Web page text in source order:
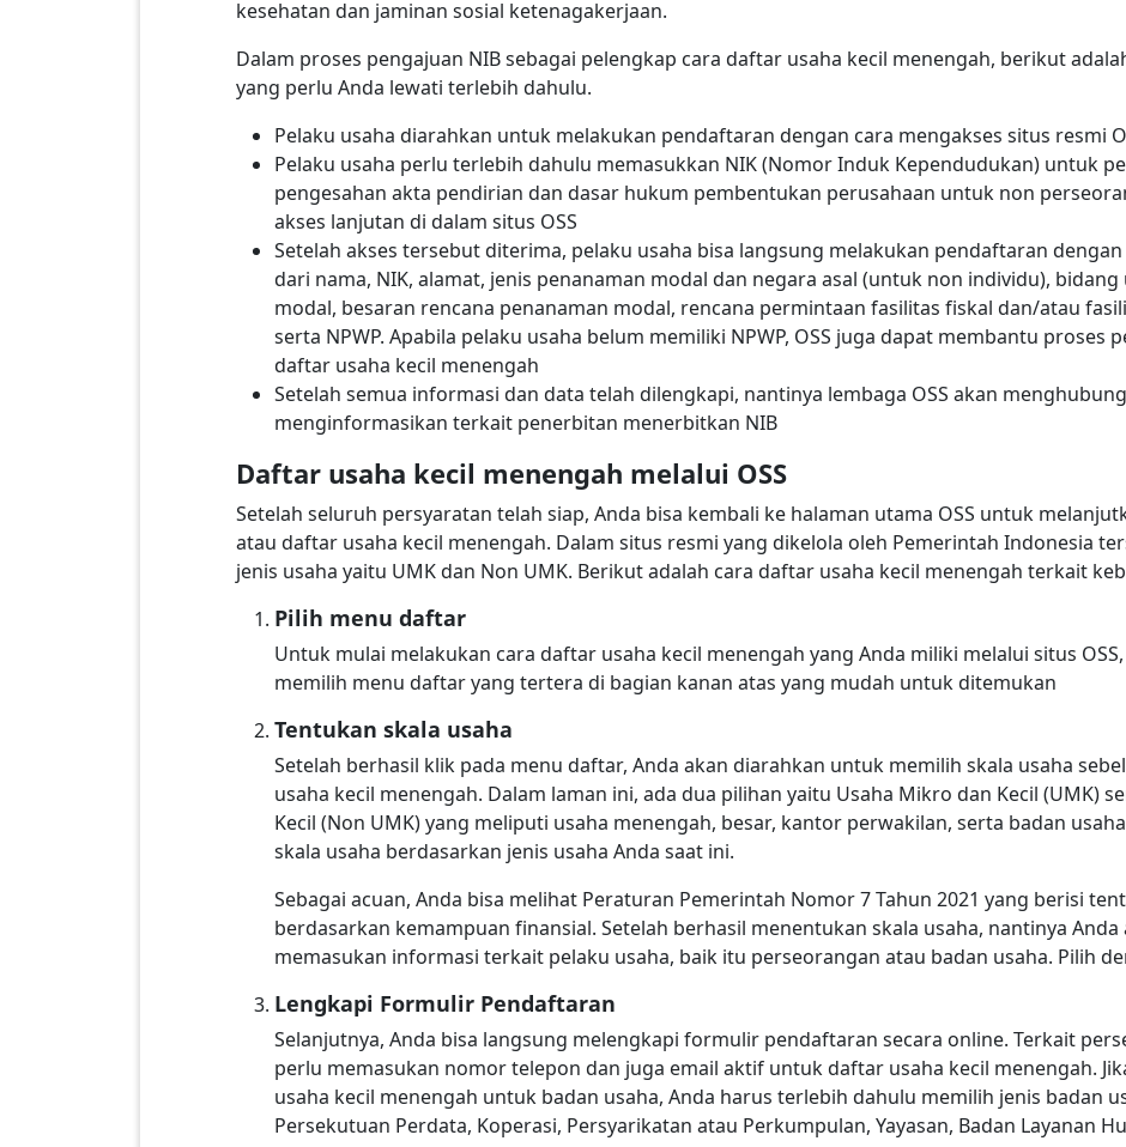
kesehatan dan jaminan sosial ketenagakerjaan.
Dalam proses pengajuan NIB sebagai pelengkap cara daftar usaha kecil menengah, berikut
yang perlu Anda lewati terlebih dahulu.
Pelaku usaha diarahkan untuk melakukan pendaftaran dengan cara mengakses situs resmi
Pelaku usaha perlu terlebih dahulu memasukkan NIK (Nomor Induk Kependudukan) untuk
pengesahan akta pendirian dan dasar hukum pembentukan perusahaan untuk non
akses lanjutan di dalam situs OSS
Setelah akses tersebut diterima, pelaku usaha bisa langsung melakukan pendaftaran
dari nama, NIK, alamat, jenis penanaman modal dan negara asal (untuk non individu),
modal, besaran rencana penanaman modal, rencana permintaan fasilitas fiskal dan/atau
serta NPWP. Apabila pelaku usaha belum memiliki NPWP, OSS juga dapat membantu proses
daftar usaha kecil menengah
Setelah semua informasi dan data telah dilengkapi, nantinya lembaga OSS akan
menginformasikan terkait penerbitan menerbitkan NIB
Daftar usaha kecil menengah melalui OSS
Setelah seluruh persyaratan telah siap, Anda bisa kembali ke halaman utama OSS untuk
atau daftar usaha kecil menengah. Dalam situs resmi yang dikelola oleh Pemerintah Indonesia
jenis usaha yaitu UMK dan Non UMK. Berikut adalah cara daftar usaha kecil menengah terkait
Pilih menu daftar
Untuk mulai melakukan cara daftar usaha kecil menengah yang Anda miliki melalui situs
memilih menu daftar yang tertera di bagian kanan atas yang mudah untuk ditemukan
Tentukan skala usaha
Setelah berhasil klik pada menu daftar, Anda akan diarahkan untuk memilih skala usaha
usaha kecil menengah. Dalam laman ini, ada dua pilihan yaitu Usaha Mikro dan Kecil (UMK)
Kecil (Non UMK) yang meliputi usaha menengah, besar, kantor perwakilan, serta badan
skala usaha berdasarkan jenis usaha Anda saat ini.
Sebagai acuan, Anda bisa melihat Peraturan Pemerintah Nomor 7 Tahun 2021 yang berisi
berdasarkan kemampuan finansial. Setelah berhasil menentukan skala usaha, nantinya
memasukan informasi terkait pelaku usaha, baik itu perseorangan atau badan usaha. Pilih
Lengkapi Formulir Pendaftaran
Selanjutnya, Anda bisa langsung melengkapi formulir pendaftaran secara online. Terkait
perlu memasukan nomor telepon dan juga email aktif untuk daftar usaha kecil menengah.
usaha kecil menengah untuk badan usaha, Anda harus terlebih dahulu memilih jenis badan
Persekutuan Perdata, Koperasi, Persyarikatan atau Perkumpulan, Yayasan, Badan Layanan